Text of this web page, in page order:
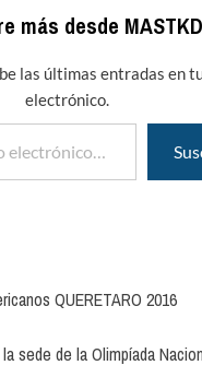
más desde MASTKD
las últimas entradas en
electrónico.
QUERETARO 2016
sede de la Olimpíada